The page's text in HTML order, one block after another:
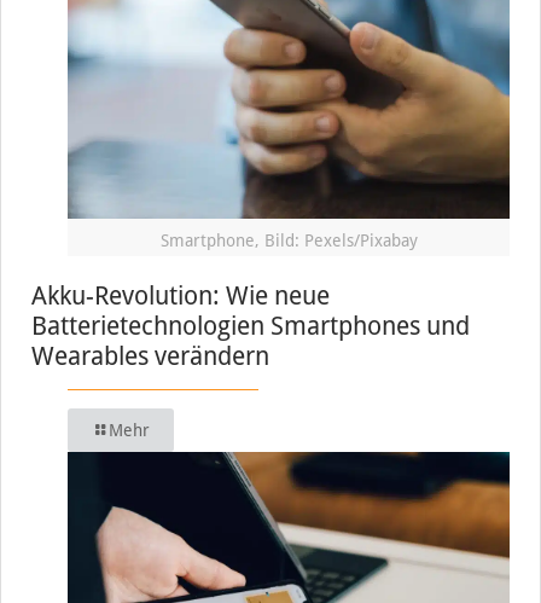
Smartphone, Bild: Pexels/Pixabay
Akku-Revolution: Wie neue
Batterietechnologien Smartphones und
Wearables verändern
Mehr